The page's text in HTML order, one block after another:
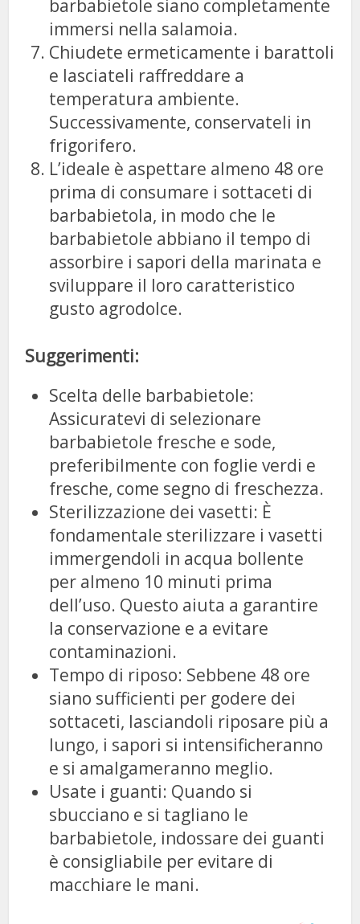
barbabietole siano completamente
immersi nella salamoia.
Chiudete ermeticamente i barattoli
e lasciateli raffreddare a
temperatura ambiente.
Successivamente, conservateli in
frigorifero.
L’ideale è aspettare almeno 48 ore
prima di consumare i sottaceti di
barbabietola, in modo che le
barbabietole abbiano il tempo di
assorbire i sapori della marinata e
sviluppare il loro caratteristico
gusto agrodolce.
Suggerimenti:
Scelta delle barbabietole:
Assicuratevi di selezionare
barbabietole fresche e sode,
preferibilmente con foglie verdi e
fresche, come segno di freschezza.
Sterilizzazione dei vasetti: È
fondamentale sterilizzare i vasetti
immergendoli in acqua bollente
per almeno 10 minuti prima
dell’uso. Questo aiuta a garantire
la conservazione e a evitare
contaminazioni.
Tempo di riposo: Sebbene 48 ore
siano sufficienti per godere dei
sottaceti, lasciandoli riposare più a
lungo, i sapori si intensificheranno
e si amalgameranno meglio.
Usate i guanti: Quando si
sbucciano e si tagliano le
barbabietole, indossare dei guanti
è consigliabile per evitare di
macchiare le mani.